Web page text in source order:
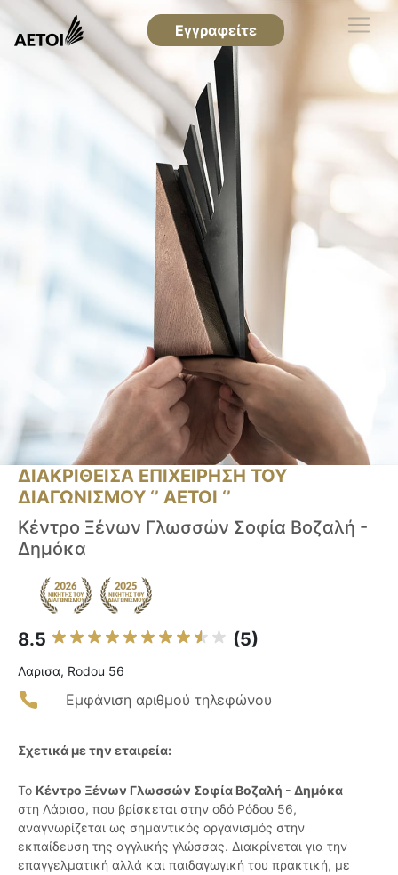
Εγγραφείτε
ΔΙΑΚΡΙΘΕΙΣΑ ΕΠΙΧΕΙΡΗΣΗ ΤΟΥ
ΔΙΑΓΩΝΙΣΜΟΥ ‘’ ΑΕΤΟΙ ‘’
Κέντρο Ξένων Γλωσσών Σοφία Βοζαλή -
Δημόκα
8.5 (5)
Λαρισα, Rodou 56
Εμφάνιση αριθμού τηλεφώνου
Σχετικά με την εταιρεία:
Το Κέντρο Ξένων Γλωσσών Σοφία Βοζαλή - Δημόκα
στη Λάρισα, που βρίσκεται στην οδό Ρόδου 56,
αναγνωρίζεται ως σημαντικός οργανισμός στην
εκπαίδευση της αγγλικής γλώσσας. Διακρίνεται για την
επαγγελματική αλλά και παιδαγωγική του πρακτική, με